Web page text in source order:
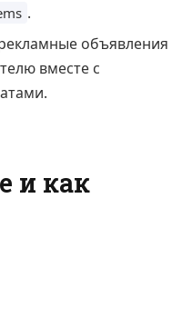
.
объявления
вместе с
и как